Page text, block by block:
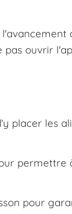
pas ouvrir
placer les
pour